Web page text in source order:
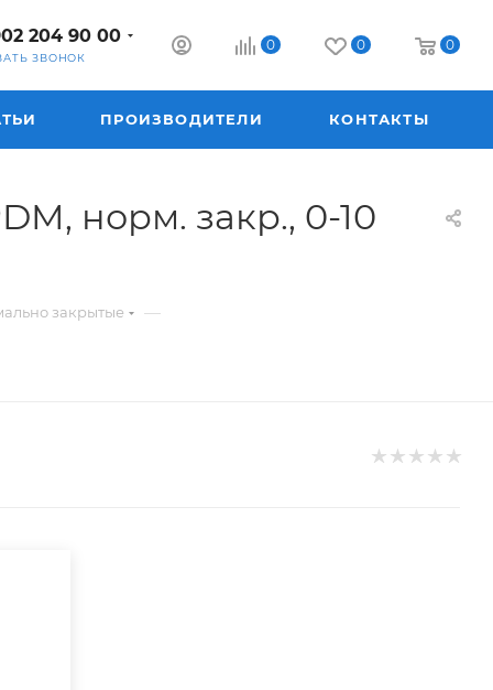
204 90 00
ЗВОНОК
0 0 0
ПРОИЗВОДИТЕЛИ КОНТАКТЫ
норм. закр., 0-10
закрытые —